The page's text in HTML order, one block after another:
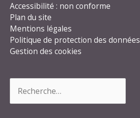
Accessibilité : non conforme
Plan du site
Mentions légales
Politique de protection des données
Gestion des cookies